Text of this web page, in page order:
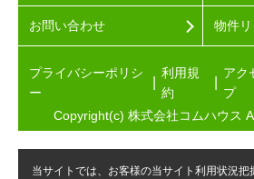
お問い合わせ 物件リ
プライバシーポリシ
ー
利用規
約
アク
プ
Copyright(c) 株式会社コムハウス
当サイトでは、お客様の当サイト利用状況把